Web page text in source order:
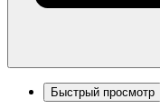
Быстрый просмотр